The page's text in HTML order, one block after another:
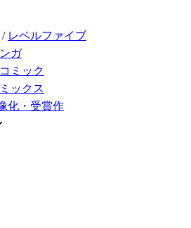
/ レベルファイブ
ガ
ミック
ックス
化・受賞作